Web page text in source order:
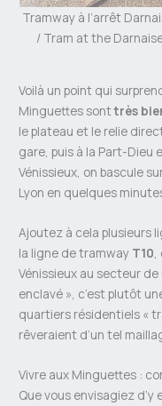
Tramway à l’arrêt
/ Tram at the
Voilà un point qui
Minguettes sonttrès
le plateau et le relie
gare, puis à la Part-Dieu
Vénissieux, on bascule
Lyon en quelques
Ajoutez à cela plusieurs
la ligne de tramway T10,
Vénissieux au secteur
enclavé », c’est plutôt
quartiers résidentiels «
rêveraient d’un tel
Vivre aux Minguettes :
Que vous envisagiez d’y